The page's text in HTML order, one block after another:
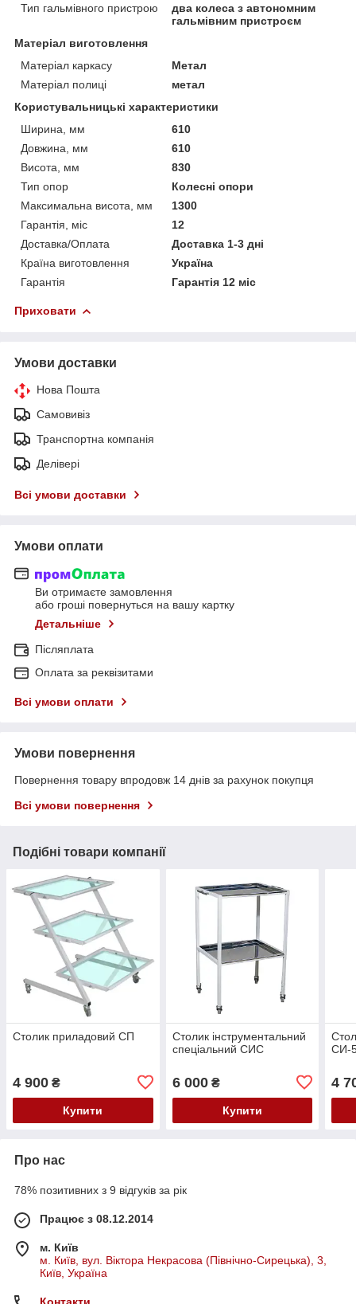
Тип гальмівного пристрою
два колеса з автономним
гальмівним пристроєм
Матеріал виготовлення
Матеріал каркасу
Метал
Матеріал полиці
метал
Користувальницькі характеристики
Ширина, мм
610
Довжина, мм
610
Висота, мм
830
Тип опор
Колесні опори
Максимальна висота, мм
1300
Гарантія, міс
12
Доставка/Оплата
Доставка 1-3 дні
Країна виготовлення
Україна
Гарантія
Гарантія 12 міс
Приховати
Умови доставки
Нова Пошта
Самовивіз
Транспортна компанія
Делівері
Всі умови доставки
Умови оплати
Ви отримаєте замовлення
або гроші повернуться на вашу картку
Детальніше
Післяплата
Оплата за реквізитами
Всі умови оплати
Умови повернення
Повернення товару впродовж 14 днів за рахунок покупця
Всі умови повернення
Подібні товари компанії
Столик приладовий СП
4 900 ₴
Купити
Столик інструментальний
спеціальний СИС
6 000₴
Купити
СИ-
4
Про нас
78% позитивних з 9 відгуків за рік
Працює з 08.12.2014
м. Київ
м. Київ, вул. Віктора Некрасова (Північно-Сирецька), 3,
Київ, Україна